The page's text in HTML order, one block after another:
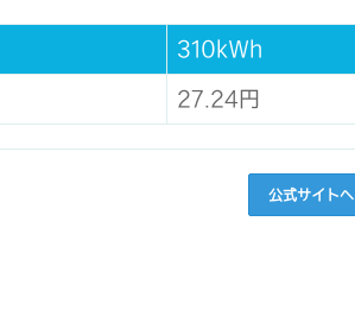
310kWh
27.24円
公式サイトへ